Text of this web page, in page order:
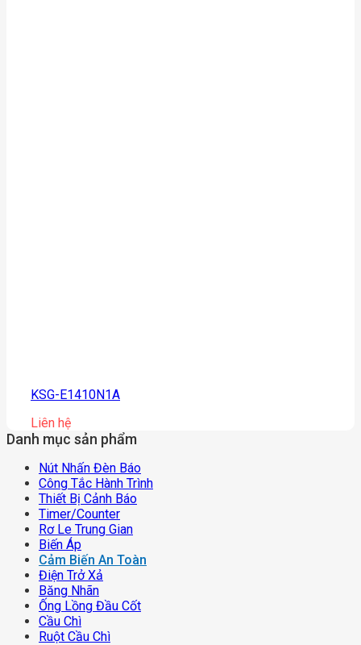
KSG-E1410N1A
Liên hệ
Danh mục sản phẩm
Nút Nhấn Đèn Báo
Công Tắc Hành Trình
Thiết Bị Cảnh Báo
Timer/counter
Rơ Le Trung Gian
Biến Áp
Cảm Biến An Toàn
Điện Trở Xả
Băng Nhãn
Ống Lồng Đầu Cốt
Cầu Chì
Ruột Cầu Chì